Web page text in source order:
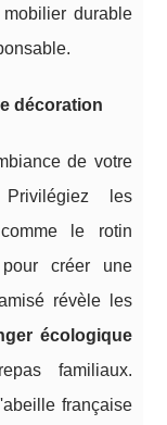
durable
décoration
de votre
les
le rotin
créer une
révèle les
écologique
familiaux.
française